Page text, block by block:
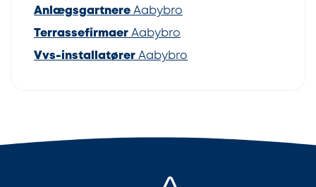
Anlægsgartnere Aabybro
Terrassefirmaer Aabybro
Vvs-installatører Aabybro